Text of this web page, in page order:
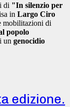
di "In silenzio per
in Largo Ciro
mobilitazioni di
popolo
un genocidio
edizione.